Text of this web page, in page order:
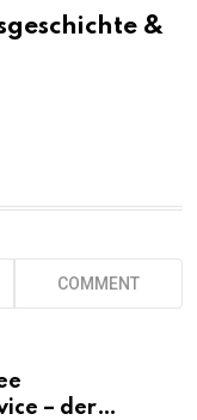
&
COMMENT
– der